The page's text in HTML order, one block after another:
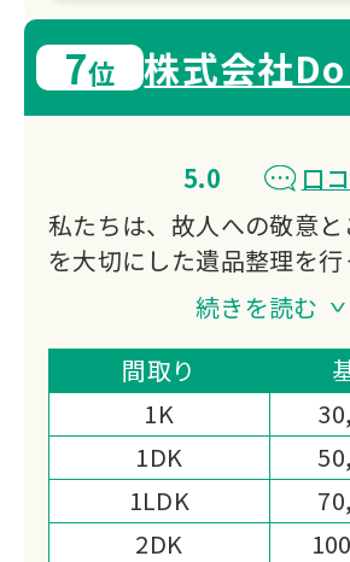
7位 株式会社
5.0
口
私たちは、故人への敬意
を大切にした遺品整理を
不用品買取にも対応し、処
想い出の品の活用もご提
迅速かつ丁寧なお見積り
を込めた対応で、高い満
ております。
心の負担を少しでも軽くで
いたします。
続きを読む
間取り
1K
1DK
1LDK
2DK